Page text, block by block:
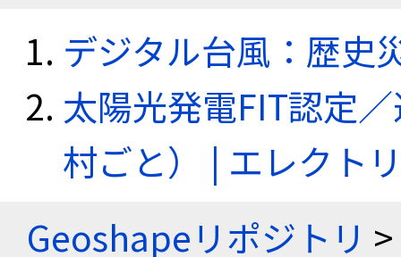
デジタル台風：歴史
太陽光発電FIT認定
村ごと） | エレクト
Geoshapeリポジトリ >